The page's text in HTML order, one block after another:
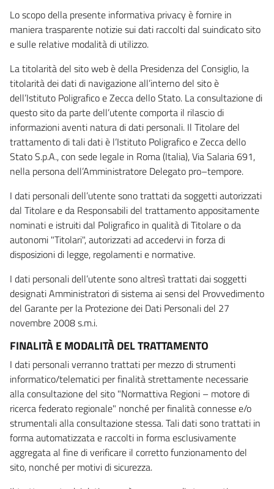
Lo scopo della presente informativa privacy è fornire in
maniera trasparente notizie sui dati raccolti dal suindicato sito
e sulle relative modalità di utilizzo.
La titolarità del sito web è della Presidenza del Consiglio, la
titolarità dei dati di navigazione all’interno del sito è
dell’Istituto Poligrafico e Zecca dello Stato. La consultazione di
questo sito da parte dell’utente comporta il rilascio di
informazioni aventi natura di dati personali. Il Titolare del
trattamento di tali dati è l’Istituto Poligrafico e Zecca dello
Stato S.p.A., con sede legale in Roma (Italia), Via Salaria 691,
nella persona dell’Amministratore Delegato pro–tempore.
I dati personali dell’utente sono trattati da soggetti autorizzati
dal Titolare e da Responsabili del trattamento appositamente
nominati e istruiti dal Poligrafico in qualità di Titolare o da
autonomi "Titolari", autorizzati ad accedervi in forza di
disposizioni di legge, regolamenti e normative.
I dati personali dell’utente sono altresì trattati dai soggetti
designati Amministratori di sistema ai sensi del Provvedimento
del Garante per la Protezione dei Dati Personali del 27
novembre 2008 s.m.i.
FINALITÀ E MODALITÀ DEL TRATTAMENTO
I dati personali verranno trattati per mezzo di strumenti
informatico/telematici per finalità strettamente necessarie
alla consultazione del sito "Normattiva Regioni – motore di
ricerca federato regionale" nonché per finalità connesse e/o
strumentali alla consultazione stessa. Tali dati sono trattati in
forma automatizzata e raccolti in forma esclusivamente
aggregata al fine di verificare il corretto funzionamento del
sito, nonché per motivi di sicurezza.